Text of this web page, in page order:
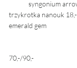
trzykrotka nanouk 18,-		syngonium
emerald gem